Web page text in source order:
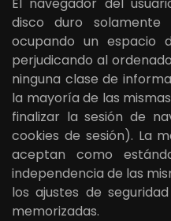
disco duro
ocupando un espacio
perjudicando al
ninguna clase de
la mayoría de las
finalizar la sesión de
cookies de sesión). La
aceptan como
independencia de las
los ajustes de
memorizadas.